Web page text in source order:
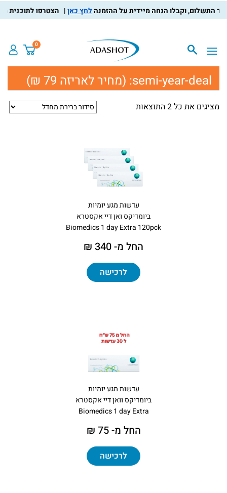
לחץ כאן הצטרפו לתוכנית
0
semi-year-deal: (מחיר לאריזה 79 ₪)
מציגים את כל ⁦2⁩ התוצאות
עדשות מגע יומיות
ביומדיקס ואן דיי אקסטרא
Biomedics 1 day Extra 120pck
החל מ- 340 ₪
לרכישה
עדשות מגע יומיות
ביומדיקס וואן דיי אקסטרא
Biomedics 1 day Extra
החל מ- 75 ₪
לרכישה